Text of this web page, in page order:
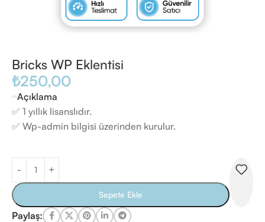
Bricks WP Eklentisi
₺250,00
Açıklama
✅ 1 yıllık lisanslıdır.
✅ Wp-admin bilgisi üzerinden kurulur.
Sepete Ekle
Paylaş: